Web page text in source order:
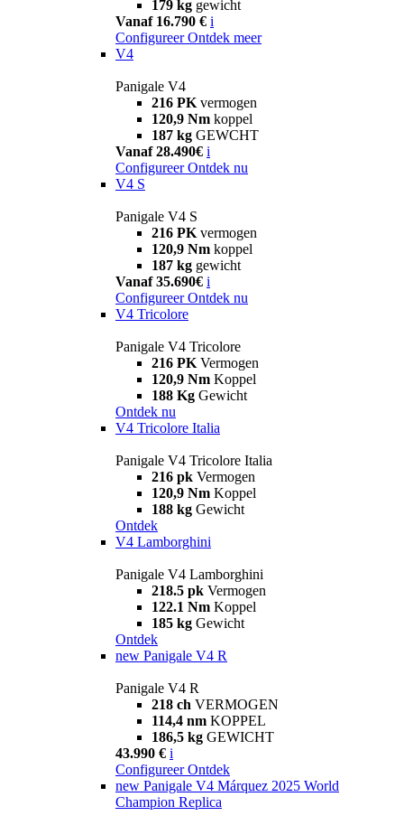
179 kg gewicht
Vanaf 16.790 € i
Configureer Ontdek meer
V4
Panigale V4
216 PK vermogen
120,9 Nm koppel
187 kg GEWCHT
Vanaf 28.490€ i
Configureer Ontdek nu
V4 S
Panigale V4 S
216 PK vermogen
120,9 Nm koppel
187 kg gewicht
Vanaf 35.690€ i
Configureer Ontdek nu
V4 Tricolore
Panigale V4 Tricolore
216 PK Vermogen
120,9 Nm Koppel
188 Kg Gewicht
Ontdek nu
V4 Tricolore Italia
Panigale V4 Tricolore Italia
216 pk Vermogen
120,9 Nm Koppel
188 kg Gewicht
Ontdek
V4 Lamborghini
Panigale V4 Lamborghini
218.5 pk Vermogen
122.1 Nm Koppel
185 kg Gewicht
Ontdek
new Panigale V4 R
Panigale V4 R
218 ch VERMOGEN
114,4 nm KOPPEL
186,5 kg GEWICHT
43.990 € i
Configureer Ontdek
new Panigale V4 Márquez 2025 World
Champion Replica